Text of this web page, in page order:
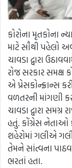
કોરોના મૃતકોના
માટે સૌથી પહેલો
ચાવડા દ્વારા
રોજ સરકાર સમક્ષ
એ પ્રેસકોન્ફ્રાન્સ
વળતરની માંગણી
ચાવડા દ્વારા
હતું. કોંગ્રેસ નેતાઓ
શહેરોમાં ગલીએ
તેમને સાંત્વના
ભરતાં હતા.